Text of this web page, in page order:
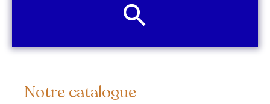
Notre catalogue